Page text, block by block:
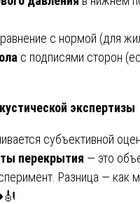
с нормой (для
с подписями сторон
экспертизы
субъективной
перекрытия — это
Разница — как